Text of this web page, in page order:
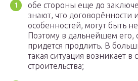
обе стороны еще до
знают, что договорённости
особенностей, могут быть
Поэтому в дальнейшем его,
придется продлить. В
такая ситуация возникает в
строительства;